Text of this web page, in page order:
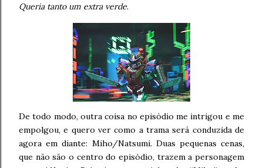
Queria tanto um extra verde.
De todo modo, outra coisa no episódio me intrigou e me
empolgou, e quero ver como a trama será conduzida de
agora em diante: Miho/Natsumi. Duas pequenas cenas,
que não são o centro do episódio, trazem a personagem